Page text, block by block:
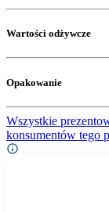
Wartości odżywcze
Opakowanie
Wszystkie
konsumentów tego